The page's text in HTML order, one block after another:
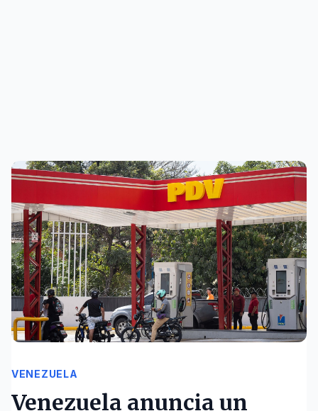
VENEZUELA
Venezuela anuncia un